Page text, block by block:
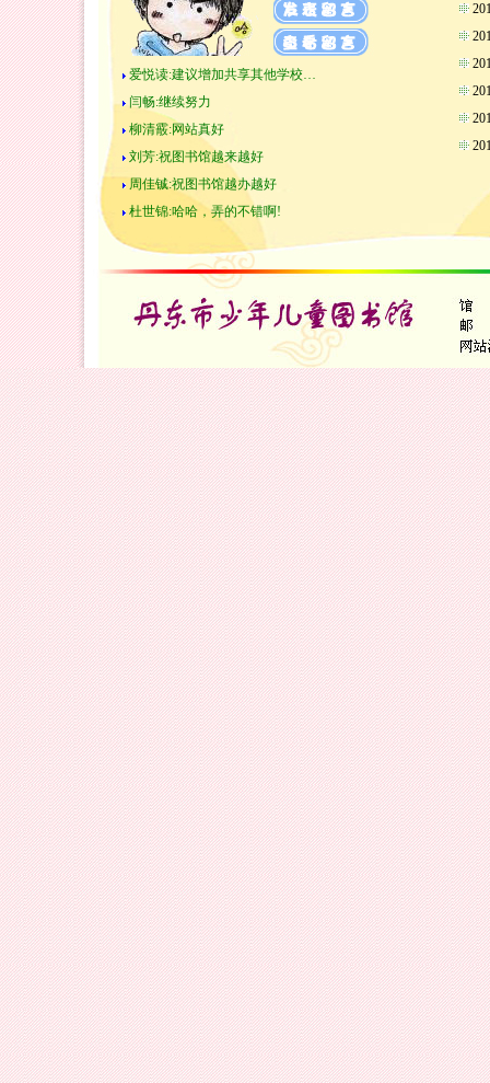
爱悦读:建议增加共享其他学校…
闫畅:继续努力
柳清霰:网站真好
刘芳:祝图书馆越来越好
周佳铖:祝图书馆越办越好
杜世锦:哈哈，弄的不错啊!